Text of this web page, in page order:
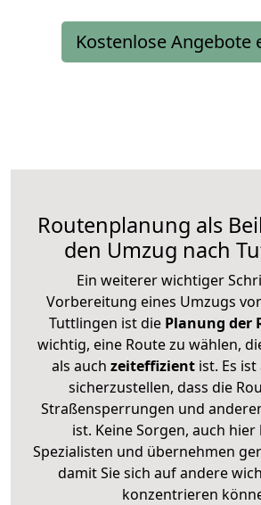
Kostenlose Angebote
Routenplanung als
den Umzug nach
Ein weiterer wichtiger
Vorbereitung eines Umzugs
Tuttlingen ist die Planung der
wichtig, eine Route zu wählen,
als auch zeiteffizientist. Es ist
sicherzustellen, dass die
Straßensperrungen und
ist. Keine Sorgen, auch
Spezialisten und übernehmen
damit Sie sich auf andere
konzentrieren